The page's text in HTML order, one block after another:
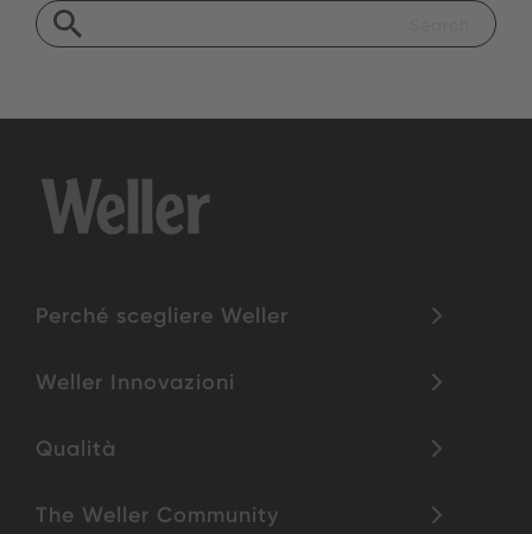
Perché scegliere Weller
Weller Innovazioni
Qualità
The Weller Community